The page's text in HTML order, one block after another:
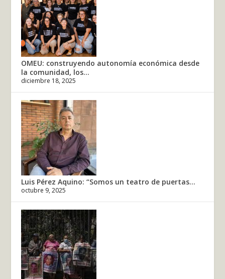
OMEU: construyendo autonomía económica desde
la comunidad, los...
diciembre 18, 2025
Luis Pérez Aquino: “Somos un teatro de puertas...
octubre 9, 2025